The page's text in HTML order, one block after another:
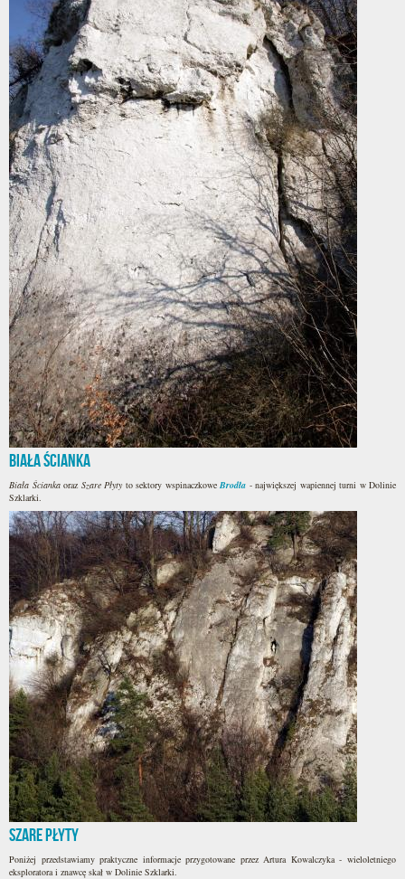
Biała Ścianka
Biała Ściankaoraz Szare Płytyto sektory wspinaczkowe Brodła - największej wapiennej turni w Dolinie
Szklarki.
Szare Płyty
Poniżej przedstawiamy praktyczne informacje przygotowane przez Artura Kowalczyka - wieloletniego
eksploratora i znawcę skał w Dolinie Szklarki.